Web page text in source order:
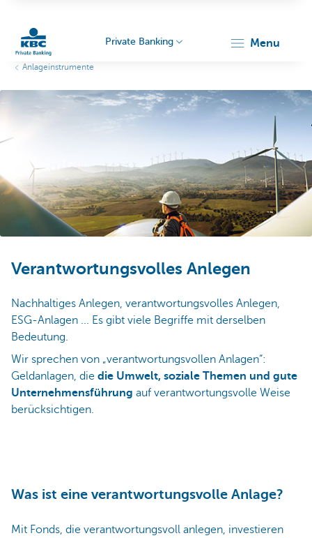
Particulieren
Private Banking menu
Anlageinstrumente
Verantwortungsvolles Anlegen
Nachhaltiges Anlegen, verantwortungsvolles Anlegen,
ESG-Anlagen ... Es gibt viele Begriffe mit derselben
Bedeutung.
Wir sprechen von „verantwortungsvollen Anlagen“:
Geldanlagen, die die Umwelt, soziale Themen und gute
Unternehmensführung auf verantwortungsvolle Weise
berücksichtigen.
Was ist eine verantwortungsvolle Anlage?
Mit Fonds, die verantwortungsvoll anlegen, investieren